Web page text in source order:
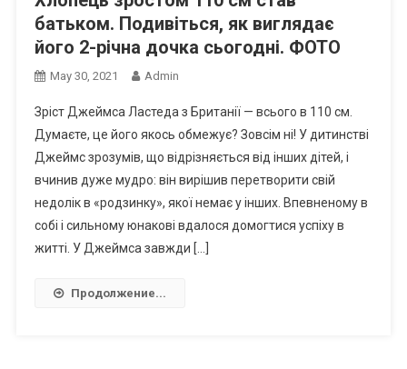
батьком. Подивіться, як виглядає
його 2-річна дочка сьогодні. ФОТО
May 30, 2021 Admin
Зріст Джеймса Ластеда з Британії — всього в 110 см.
Думаєте, це його якось обмежує? Зовсім ні! У дитинстві
Джеймс зрозумів, що відрізняється від інших дітей, і
вчинив дуже мудро: він вирішив перетворити свій
недолік в «родзинку», якої немає у інших. Впевненому в
собі і сильному юнакові вдалося домогтися успіху в
житті. У Джеймса завжди […]
Продолжение...